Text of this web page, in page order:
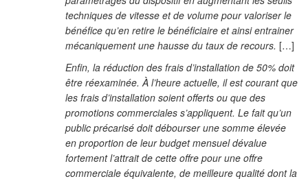
techniques de vitesse et de volume pour valoriser le
bénéfice qu’en retire le bénéficiaire et ainsi entrainer
mécaniquement une hausse du taux de recours. […]
Enfin, la réduction des frais d’installation de 50% doit
être réexaminée. À l’heure actuelle, il est courant que
les frais d’installation soient offerts ou que des
promotions commerciales s’appliquent. Le fait qu’un
public précarisé doit débourser une somme élevée
en proportion de leur budget mensuel dévalue
fortement l’attrait de cette offre pour une offre
commerciale équivalente, de meilleure qualité dont la